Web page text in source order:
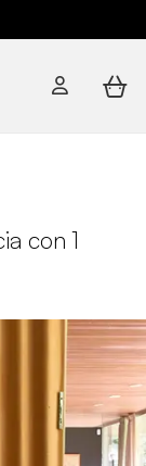
con 1